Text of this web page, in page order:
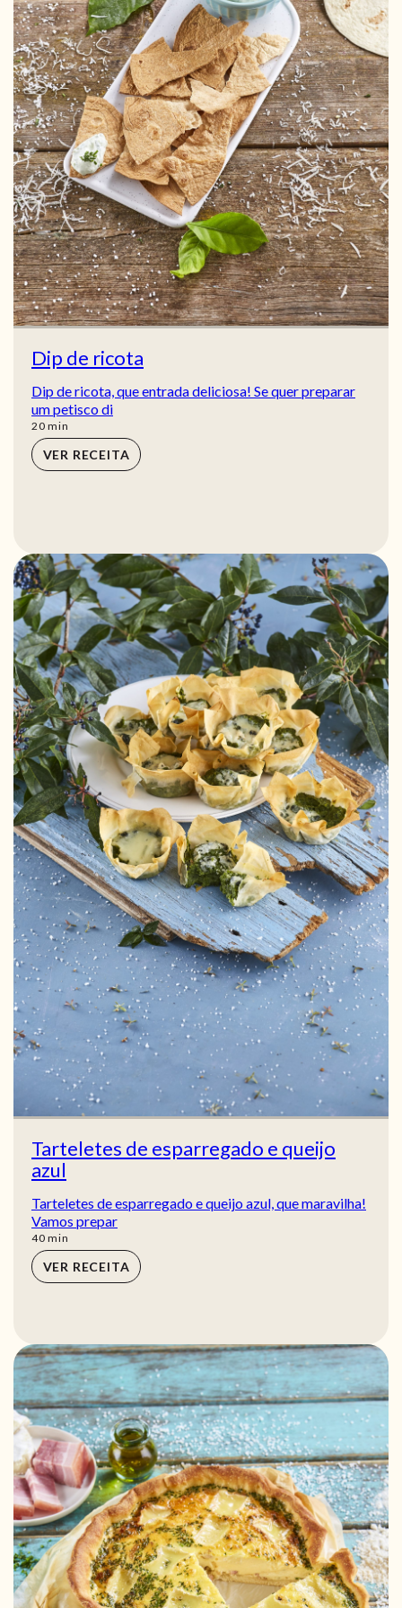
Dip de ricota
Dip de ricota, que entrada deliciosa! Se quer preparar
um petisco di
20min
min
VER RECEITA
Tarteletes de esparregado e queijo
azul
Tarteletes de esparregado e queijo azul, que maravilha!
Vamos prepar
40min
min
VER RECEITA